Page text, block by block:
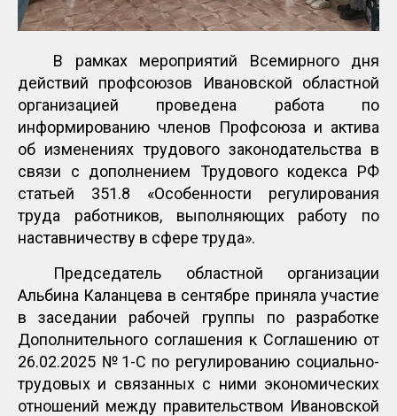
В рамках мероприятий Всемирного дня
действий профсоюзов Ивановской областной
организацией проведена работа по
информированию членов Профсоюза и актива
об изменениях трудового законодательства в
связи с дополнением Трудового кодекса РФ
статьей 351.8 «Особенности регулирования
труда работников, выполняющих работу по
наставничеству в сфере труда».
Председатель областной организации
Альбина Каланцева в сентябре приняла участие
в заседании рабочей группы по разработке
Дополнительного соглашения к Соглашению от
26.02.2025 №1-С по регулированию социально-
трудовых и связанных с ними экономических
отношений между правительством Ивановской